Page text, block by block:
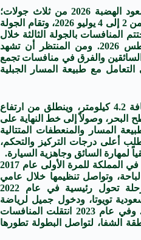
وتتكون بطولة السعودية تويوتا صعود الهضبة 2026 من ثلاث جولات؛
تنطلق الجولة الأولى خلال الفترة من 2 إلى 4 يوليو 2026، وتقام الجولة
يوليو، فيما تختتم المنافسات بالجولة الثالثة خلال
الفترة من 31 يوليو إلى 1 أغسطس 2026. ومن المنتظر أن تشهد
والفرق في منافسات تجمع
مع طبيعة المسار الجبلية
ويمتد مسار عقبة المحمدية لمسافة 4.2 كيلومتر، وينطلق من ارتفاع
سطح البحر، وصولاً إلى خط النهاية على
وتفرض طبيعة المسار والمنعطفات المتتالية
أعلى درجات التركيز والتحكم،
لمهارة السائق وجاهزية السيارة.
وانطلقت منافسات صعود الهضبة في المملكة للمرة الأولى عام 2017
وتواصل تنظيمها خلال عامي
2018 و2019، قبل أن تشهد مرحلة تحول رئيسية في عام 2022
تويوتا، ودخول جميل لرياضة
المحركات شريكاً رسمياً للبطولة. وفي عام 2023 انتقلت المنافسات
الشفا، لتواصل البطولة تطورها